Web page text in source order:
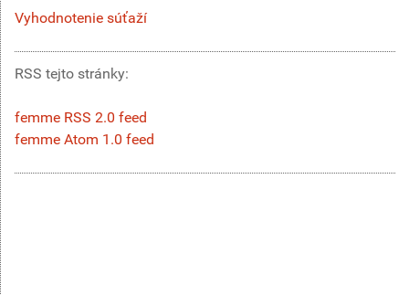
Vyhodnotenie súťaží
RSS tejto stránky:
femme RSS 2.0 feed
femme Atom 1.0 feed